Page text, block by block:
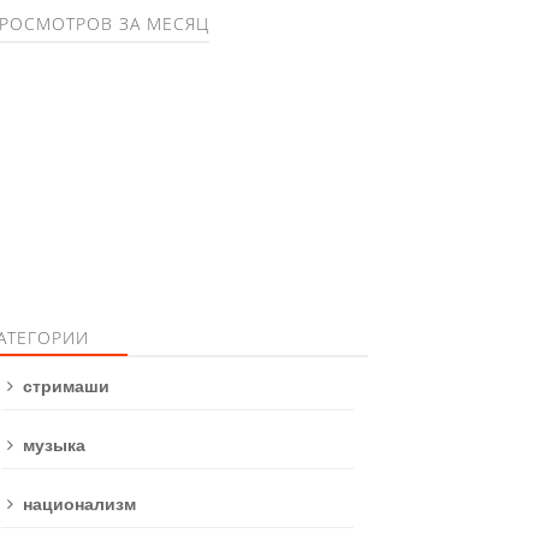
ЗА МЕСЯЦ
стримаши
музыка
национализм